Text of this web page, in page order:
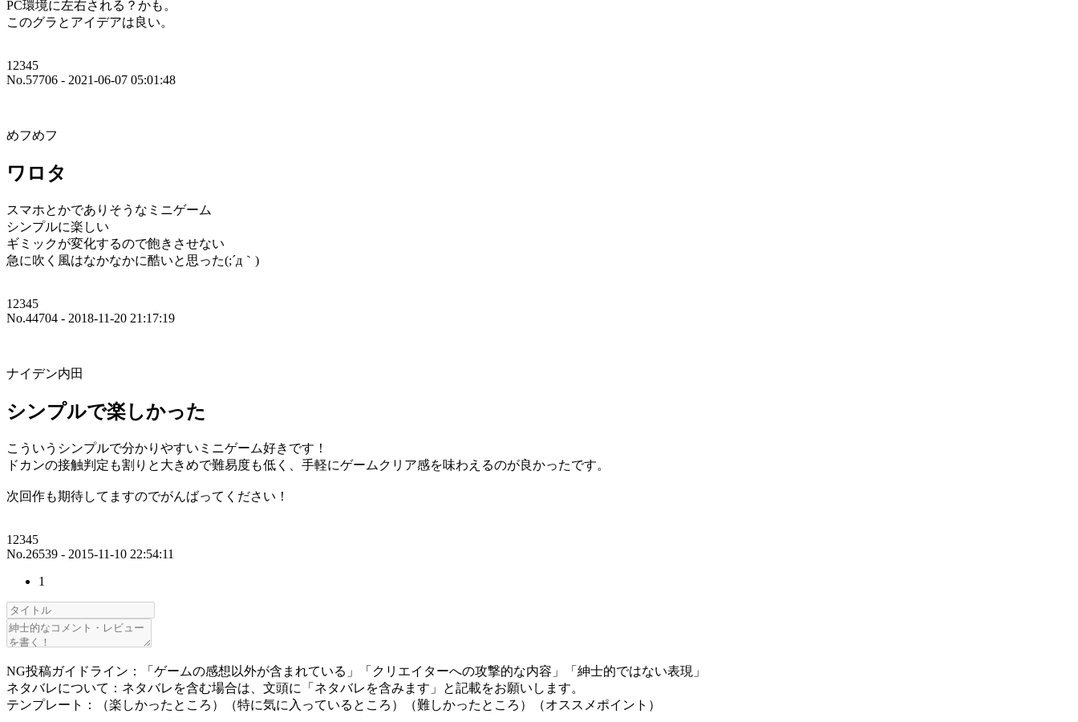
PC環境に左右される？かも。
このグラとアイデアは良い。
12345
No.57706 - 2021-06-07 05:01:48
めフめフ
ワロタ
スマホとかでありそうなミニゲーム
シンプルに楽しい
ギミックが変化するので飽きさせない
急に吹く風はなかなかに酷いと思った(;´д｀)
12345
No.44704 - 2018-11-20 21:17:19
ナイデン内田
シンプルで楽しかった
こういうシンプルで分かりやすいミニゲーム好きです！
ドカンの接触判定も割りと大きめで難易度も低く、手軽にゲームクリア感を味わえるのが良かったです。
次回作も期待してますのでがんばってください！
12345
No.26539 - 2015-11-10 22:54:11
1
NG投稿ガイドライン：「ゲームの感想以外が含まれている」「クリエイターへの攻撃的な内容」「紳士的ではない表現」
ネタバレについて：ネタバレを含む場合は、文頭に「ネタバレを含みます」と記載をお願いします。
テンプレート：（楽しかったところ）（特に気に入っているところ）（難しかったところ）（オススメポイント）